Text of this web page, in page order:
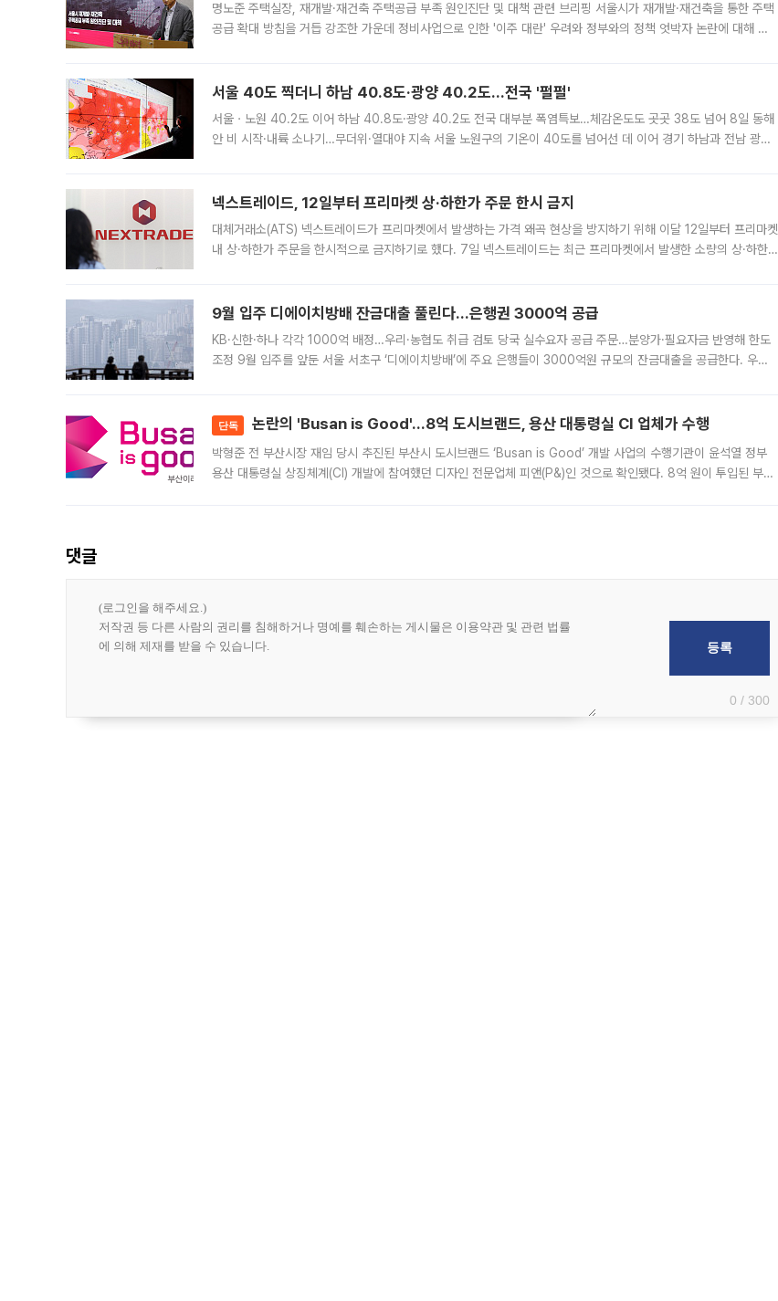
명노준 주택실장, 재개발·재건축 주택공급 부족 원인진단 및 대책 관련 브리핑 서울시가 재개발·재건축을 통한 주택
공급 확대 방침을 거듭 강조한 가운데 정비사업으로 인한 '이주 대란' 우려와 정부와의 정책 엇박자 논란에 대해 정
서울 40도 찍더니 하남 40.8도·광양 40.2도…전국 '펄펄'
서울ㆍ노원 40.2도 이어 하남 40.8도·광양 40.2도 전국 대부분 폭염특보…체감온도도 곳곳 38도 넘어 8일 동해
안 비 시작·내륙 소나기…무더위·열대야 지속 서울 노원구의 기온이 40도를 넘어선 데 이어 경기 하남과 전남 광양
넥스트레이드, 12일부터 프리마켓 상·하한가 주문 한시 금지
대체거래소(ATS) 넥스트레이드가 프리마켓에서 발생하는 가격 왜곡 현상을 방지하기 위해 이달 12일부터 프리마켓
내 상·하한가 주문을 한시적으로 금지하기로 했다. 7일 넥스트레이드는 최근 프리마켓에서 발생한 소량의 상·하한
9월 입주 디에이치방배 잔금대출 풀린다…은행권 3000억 공급
KB·신한·하나 각각 1000억 배정…우리·농협도 취급 검토 당국 실수요자 공급 주문…분양가·필요자금 반영해 한도
조정 9월 입주를 앞둔 서울 서초구 ‘디에이치방배’에 주요 은행들이 3000억원 규모의 잔금대출을 공급한다. 우리
단독 논란의 'Busan is Good'…8억 도시브랜드, 용산 대통령실 CI 업체가 수행
박형준 전 부산시장 재임 당시 추진된 부산시 도시브랜드 ‘Busan is Good’ 개발 사업의 수행기관이 윤석열 정부
용산 대통령실 상징체계(CI) 개발에 참여했던 디자인 전문업체 피앤(P&)인 것으로 확인됐다. 8억 원이 투입된 부산
댓글
0 / 300